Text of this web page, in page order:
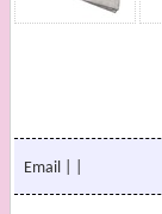
Email